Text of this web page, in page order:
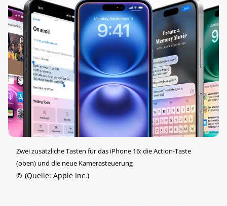
Zwei zusätzliche Tasten für das iPhone 16: die Action-Taste
(oben) und die neue Kamerasteuerung
© (Quelle: Apple Inc.)